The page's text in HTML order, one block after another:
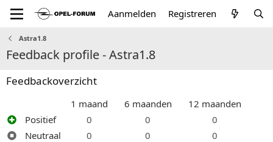
Aanmelden Registreren
Astra1.8
Feedback profile - Astra1.8
Feedbackoverzicht
1 maand 6 maanden
12 maanden
Positief
0 0
0
Neutraal
0 0
0